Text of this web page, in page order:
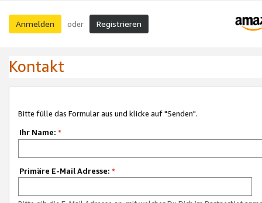
Anmelden oder Registrieren
Kontakt
Bitte fülle das Formular aus und klicke auf "Senden".
Ihr Name: *
Primäre E-Mail Adresse: *